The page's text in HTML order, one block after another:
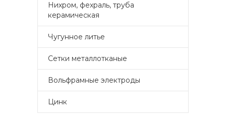
Нихром, фехраль, труба
керамическая
Чугунное литье
Сетки металлотканые
Вольфрамные электроды
Цинк